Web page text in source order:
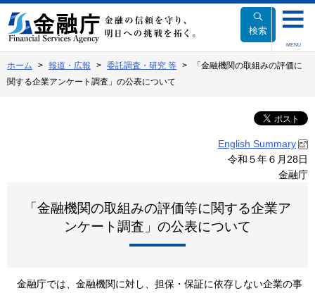
文
へ
動
検索
MENU
ホーム 報道・広報 委託調査・研究 等
「金融機関の取組みの評価に
関する企業アンケート調査」の公表について
English Summary
令和５年６月28日
金融庁
「金融機関の取組みの評価等に関する企業ア
ンケート調査」の公表について
金融庁では、金融機関に対し、担保・保証に依存しない企業の事